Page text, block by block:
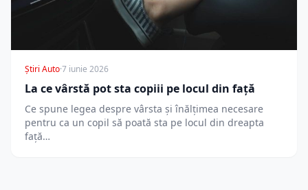
Știri Auto·7 iunie 2026
La ce vârstă pot sta copiii pe locul din față
Ce spune legea despre vârsta și înălțimea necesare
pentru ca un copil să poată sta pe locul din dreapta
față…